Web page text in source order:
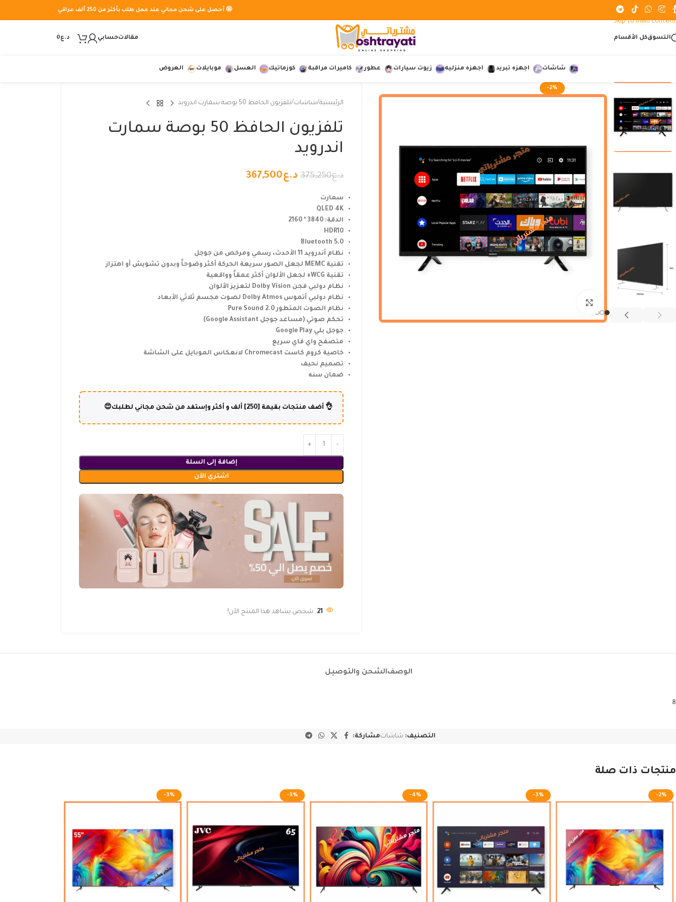
Skip to navigation
Skip to main content
🤩 أحصل على شحن مجاني عند عمل طلب بأكثر من 250 ألف عراقي
التسوقكل الأقسام مقالاتحسابي د.ع0
شاشات اجهزه تبريد اجهزه منزليه زيوت سيارات عطور كاميرات مراقبة كوزماتيك العسل موبايلات العروض
-2%
الرئيسية شاشات تلفزيون الحافظ 50 بوصة سمارت اندرويد
تلفزيون الحافظ 50 بوصة سمارت
اندرويد
د.ع375,250 د.ع367,500
سمارت
QLED 4K
الدقة: 3840 * 2160
HDR10
Bluetooth 5.0
نظام أندرويد 11 الأحدث، رسمي ومرخص من جوجل
تقنية MEMC لجعل الصور سريعة الحركة أكثر وضوحاً وبدون تشويش أو اهتزاز
تقنية WCG+ لجعل الألوان أكثر عمقاً وواقعية
نظام دولبي فجن Dolby Vision لتعزيز الألوان
نظام دولبي أتموس Dolby Atmos لصوت مجسم ثلاثي الأبعاد
نظام الصوت المتطور Pure Sound 2.0
تحكم صوتي (مساعد جوجل Google Assistant)
جوجل بلي Google Play
متصفح واي فاي سريع
خاصية كروم كاست Chromecast لانعكاس الموبايل على الشاشة
تصميم نحيف
ضمان سنه
👌 أضف منتجات بقيمة [250] ألف و أكثر وإستفد من شحن مجاني لطلبك😍
إضافة إلى السلة
اشتري الآن
21 شخص يشاهد هذا المنتج الآن!
الوصفالشحن والتوصيل
8
التصنيف: شاشاتمشاركة:
منتجات ذات صلة
-2%
-3%
-4%
-3%
-3%